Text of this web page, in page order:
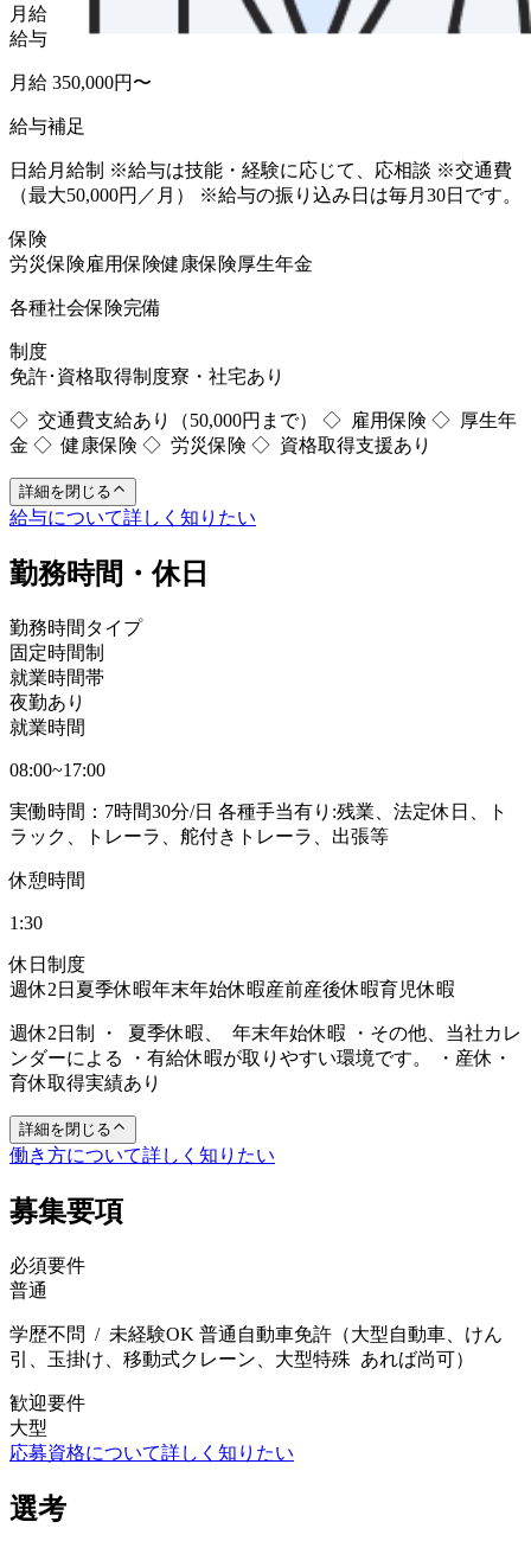
月給
給与
月給 350,000円〜
給与補足
日給月給制 ※給与は技能・経験に応じて、応相談 ※交通費
（最大50,000円／月） ※給与の振り込み日は毎月30日です。
保険
労災保険雇用保険健康保険厚生年金
各種社会保険完備
制度
免許･資格取得制度寮・社宅あり
◇ 交通費支給あり（50,000円まで） ◇ 雇用保険 ◇ 厚生年
金 ◇ 健康保険 ◇ 労災保険 ◇ 資格取得支援あり
詳細を閉じる
給与について詳しく知りたい
勤務時間・休日
勤務時間タイプ
固定時間制
就業時間帯
夜勤あり
就業時間
08:00~17:00
実働時間：7時間30分/日 各種手当有り:残業、法定休日、ト
ラック、トレーラ、舵付きトレーラ、出張等
休憩時間
1:30
休日制度
週休2日 夏季休暇年末年始休暇産前産後休暇育児休暇
週休2日制 ・ 夏季休暇、 年末年始休暇 ・その他、当社カレ
ンダーによる ・有給休暇が取りやすい環境です。 ・産休・
育休取得実績あり
詳細を閉じる
働き方について詳しく知りたい
募集要項
必須要件
普通
学歴不問 / 未経験OK 普通自動車免許（大型自動車、けん
引、玉掛け、移動式クレーン、大型特殊 あれば尚可）
歓迎要件
大型
応募資格について詳しく知りたい
選考